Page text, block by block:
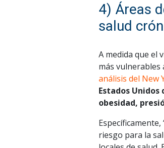
4) Áreas
salud
A medida que el
más vulnerables
análisis del New
Estados
obesidad,
riesgo para la